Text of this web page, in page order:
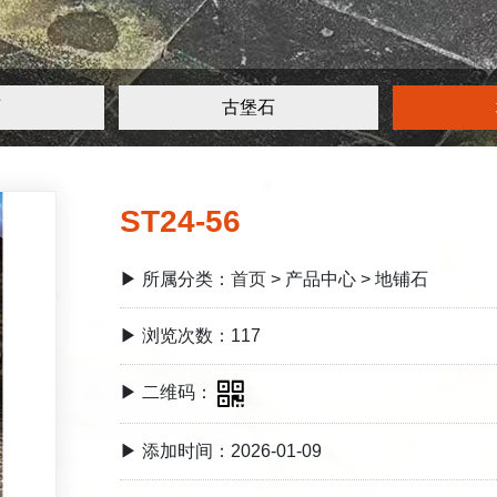
古堡石
ST24-56
▶ 所属分类：首页 > 产品中心 > 地铺石
▶ 浏览次数：117
▶ 二维码：
▶ 添加时间：2026-01-09